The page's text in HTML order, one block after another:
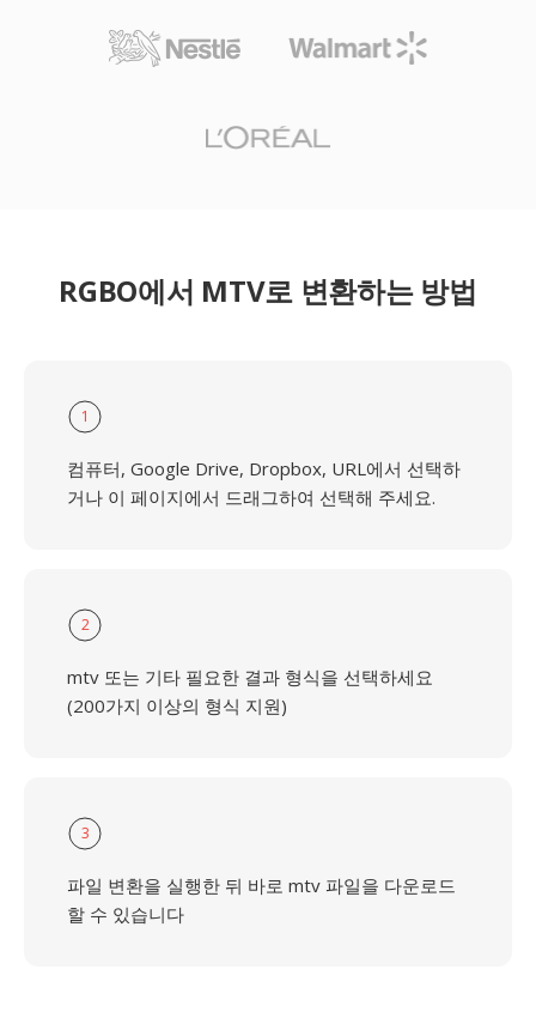
RGBO에서 MTV로 변환하는 방법
1
컴퓨터, Google Drive, Dropbox, URL에서 선택하
거나 이 페이지에서 드래그하여 선택해 주세요.
2
mtv 또는 기타 필요한 결과 형식을 선택하세요
(200가지 이상의 형식 지원)
3
파일 변환을 실행한 뒤 바로 mtv 파일을 다운로드
할 수 있습니다